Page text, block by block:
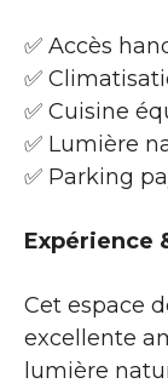
✅ Accès
✅
✅ Cuisine
✅ Lumière
✅ Parking
Expérience
Cet espace
excellente
lumière